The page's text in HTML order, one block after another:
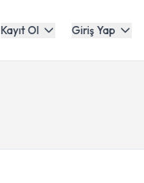
Kayıt Ol Giriş Yap